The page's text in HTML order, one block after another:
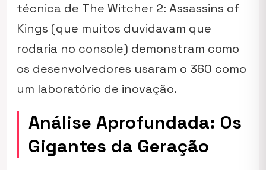
técnica de The Witcher 2: Assassins of
Kings (que muitos duvidavam que
rodaria no console) demonstram como
os desenvolvedores usaram o 360 como
um laboratório de inovação.
Análise Aprofundada: Os
Gigantes da Geração